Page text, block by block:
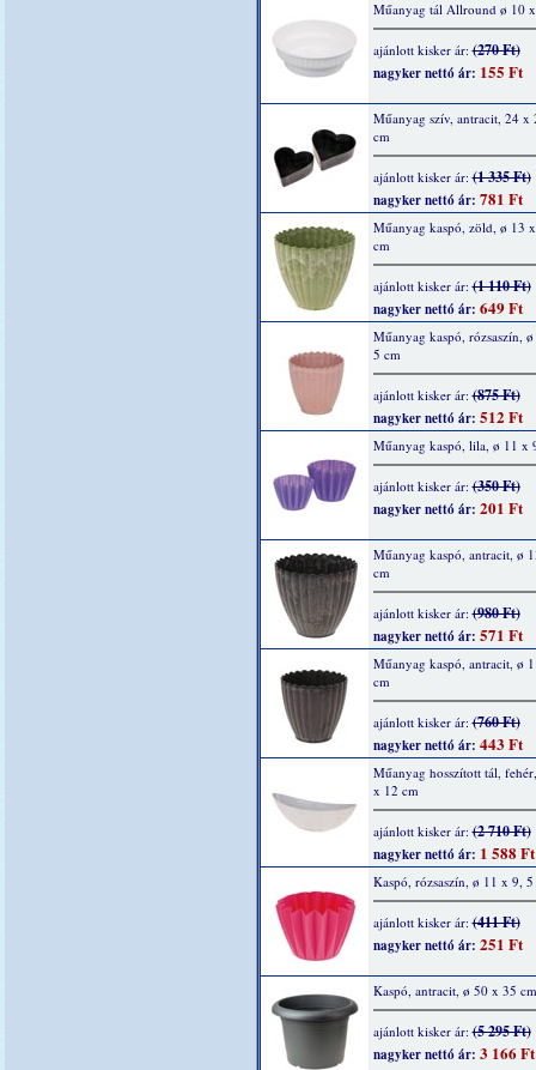
Műanyag tál Allround ø 10
ajánlott kisker ár:(270 Ft)
nagyker nettó ár: 155 Ft
Műanyag szív, antracit, 24 x
cm
ajánlott kisker ár:(1 335 Ft)
nagyker nettó ár: 781 Ft
Műanyag kaspó, zöld, ø 13
cm
ajánlott kisker ár:(1 110 Ft)
nagyker nettó ár: 649 Ft
Műanyag kaspó, rózsaszín,
5 cm
ajánlott kisker ár:(875 Ft)
nagyker nettó ár: 512 Ft
Műanyag kaspó, lila, ø 11 x
ajánlott kisker ár:(350 Ft)
nagyker nettó ár: 201 Ft
Műanyag kaspó, antracit, ø
cm
ajánlott kisker ár:(980 Ft)
nagyker nettó ár: 571 Ft
Műanyag kaspó, antracit, ø
cm
ajánlott kisker ár:(760 Ft)
nagyker nettó ár: 443 Ft
Műanyag hosszított tál,
x 12 cm
ajánlott kisker ár:(2 710 Ft)
nagyker nettó ár: 1 588 Ft
Kaspó, rózsaszín, ø 11 x 9,
ajánlott kisker ár:(411 Ft)
nagyker nettó ár: 251 Ft
Kaspó, antracit, ø 50 x 35 cm
ajánlott kisker ár:(5 295 Ft)
nagyker nettó ár: 3 166 Ft